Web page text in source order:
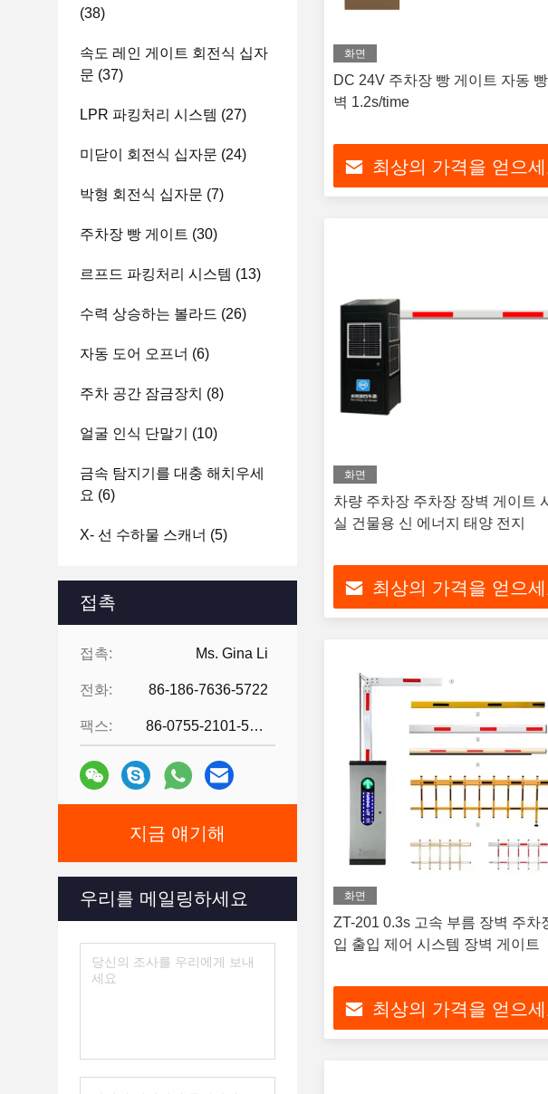
(38)
속도 레인 게이트 회전식 십자
문 (37)
LPR 파킹처리 시스템 (27)
미닫이 회전식 십자문 (24)
박형 회전식 십자문 (7)
주차장 빵 게이트 (30)
르프드 파킹처리 시스템 (13)
수력 상승하는 볼라드 (26)
자동 도어 오프너 (6)
주차 공간 잠금장치 (8)
얼굴 인식 단말기 (10)
금속 탐지기를 대충 해치우세
요 (6)
X- 선 수하물 스캐너 (5)
접촉
접촉: Ms. Gina Li
전화: 86-186-7636-5722
팩스: 86-0755-2101-5736
지금 얘기해
우리를 메일링하세요
화면
DC 24V 주차장 빵 게이트 자동
벽 1.2s/time
최상의 가격을 얻으세
화면
차량 주차장 주차장 장벽 게이트
실 건물용 신 에너지 태양 전지
최상의 가격을 얻으세
화면
ZT-201 0.3s 고속 부름 장벽 주차
입 출입 제어 시스템 장벽 게이트
최상의 가격을 얻으세